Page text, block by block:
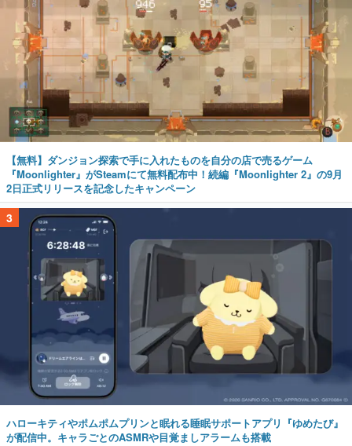
【無料】ダンジョン探索で手に入れたものを自分の店で売るゲーム
『Moonlighter』がSteamにて無料配布中！続編『Moonlighter 2』の9月
2日正式リリースを記念したキャンペーン
3
ハローキティやポムポムプリンと眠れる睡眠サポートアプリ『ゆめたび』
が配信中。キャラごとのASMRや目覚ましアラームも搭載